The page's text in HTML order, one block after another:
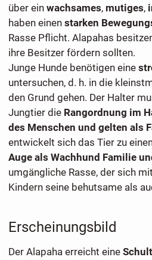
über ein wachsames, mutiges,
haben einen starken
Rasse Pflicht. Alapahas
ihre Besitzer fördern sollten.
Junge Hunde benötigen eine
untersuchen, d. h. in die
den Grund gehen. Der Halter
Jungtier die Rangordnung im
des Menschen und gelten als
entwickelt sich das Tier zu
Auge als Wachhund Familie
umgängliche Rasse, der sich
Kindern seine behutsame als
Erscheinungsbild
Der Alapaha erreicht eine